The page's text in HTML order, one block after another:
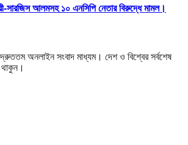
সারজিস আলমসহ ১০ এনসিপি নেতার বিরুদ্ধে মামল।
দ্রুততম অনলাইন সংবাদ মাধ্যম। দেশ ও বিশ্বের সর্বশেষ